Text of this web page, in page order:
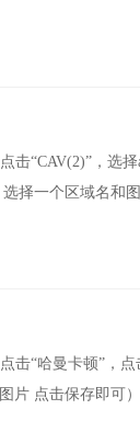
击“CAV(2)”，
择一个区域名
击“哈曼卡顿”
片 点击保存即可